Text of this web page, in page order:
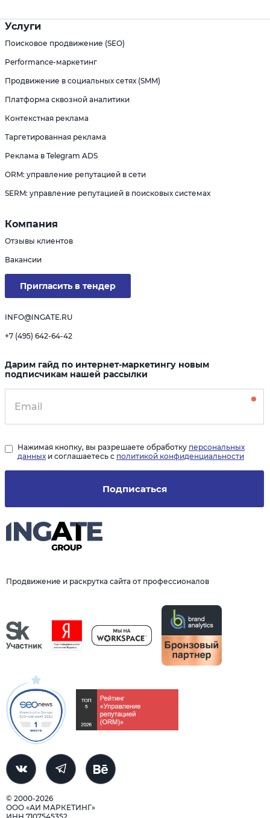
Продвижение и раскрутка сайта от профессионалов
© 2000-2026
ООО «АИ МАРКЕТИНГ»
Услуги
Поисковое продвижение (SEO)
Performance-маркетинг
Продвижение в социальных сетях (SMM)
Платформа сквозной аналитики
Контекстная реклама
Таргетированная реклама
Реклама в Telegram ADS
ORM: управление репутацией в сети
SERM: управление репутацией в поисковых системах
Компания
Отзывы клиентов
Вакансии
Пригласить в тендер
INFO@INGATE.RU
+7 (495) 642-64-42
Дарим гайд по интернет-маркетингу новым
подписчикам нашей рассылки
Подписаться
Нажимая кнопку, вы разрешаете обработку персональных
данных и соглашаетесь с политикой конфиденциальности